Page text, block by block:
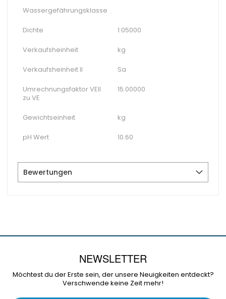
Wassergefährungsklasse
Dichte 1.05000
Verkaufsheinheit kg
Verkaufsheinheit II Sa
Umrechnungsfaktor VEII
zu VE
15.00000
Gewichtseinheit kg
pH Wert 10.60
Bewertungen
NEWSLETTER
Möchtest du der Erste sein, der unsere Neuigkeiten entdeckt?
Verschwende keine Zeit mehr!